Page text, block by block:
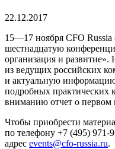
22.12.2017
15—17 ноября CFO Russia
шестнадцатую
организация и
из ведущих российских
и актуальную
подробных практических
вниманию отчет о первом
Чтобы приобрести
по телефону +7 (495) 971-
адрес events@cfo-russia.ru.